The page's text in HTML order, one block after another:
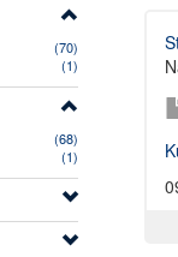
(70)
(1)
(68)
(1)